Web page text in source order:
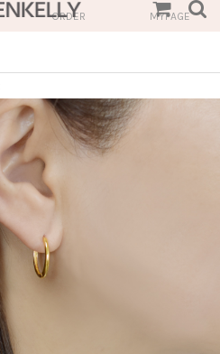
ORDER MYPAGE